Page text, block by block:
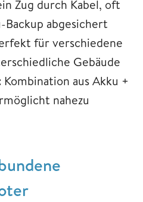
Zug durch Kabel, oft
abgesichert
für verschiedene
Gebäude
Kombination aus Akku +
nahezu